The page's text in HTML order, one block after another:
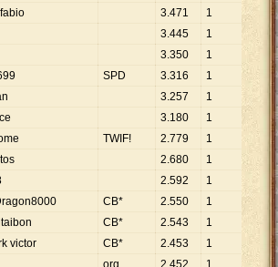
3.471
1
3.445
1
3.350
1
SPD 3.316
1
3.257
1
3.180
1
TWIF! 2.779
1
2.680
1
2.592
1
CB* 2.550
1
CB* 2.543
1
victor CB* 2.453
1